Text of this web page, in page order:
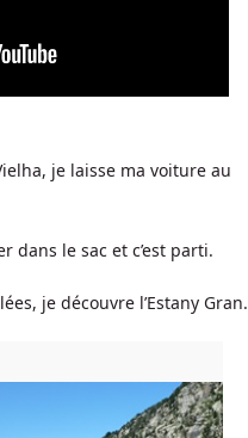
je laisse ma voiture au
dans le sac et c’est parti.
je découvre l’Estany Gran.